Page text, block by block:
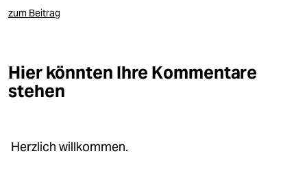
zum Beitrag
Hier könnten Ihre Kommentare
stehen
Herzlich willkommen.